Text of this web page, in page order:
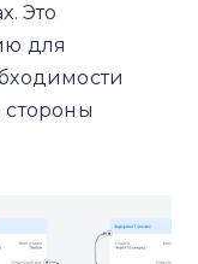
Это
для